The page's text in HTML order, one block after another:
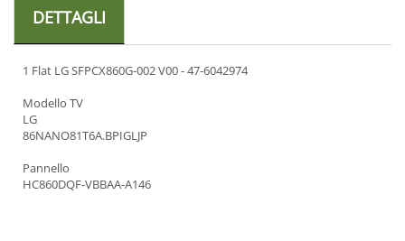
DETTAGLI
1 Flat LG SFPCX860G-002 V00 - 47-6042974
Modello TV
LG
86NANO81T6A.BPIGLJP
Pannello
HC860DQF-VBBAA-A146